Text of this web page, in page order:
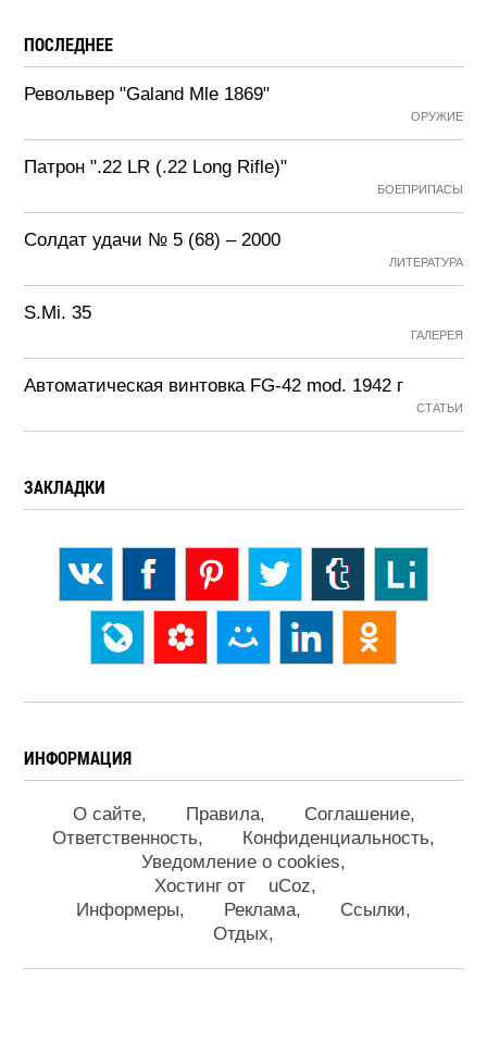
ПОСЛЕДНЕЕ
Револьвер "Galand Mle 1869"
ОРУЖИЕ
Патрон ".22 LR (.22 Long Rifle)"
БОЕПРИПАСЫ
Солдат удачи № 5 (68) – 2000
ЛИТЕРАТУРА
S.Mi. 35
ГАЛЕРЕЯ
Автоматическая винтовка FG-42 mod. 1942 г
СТАТЬИ
ЗАКЛАДКИ
ИНФОРМАЦИЯ
О сайте Правила
Соглашение
Ответственность
Конфиденциальность
Уведомление о cookies
Хостинг от
uCoz
Информеры
Реклама
Ссылки
Отдых